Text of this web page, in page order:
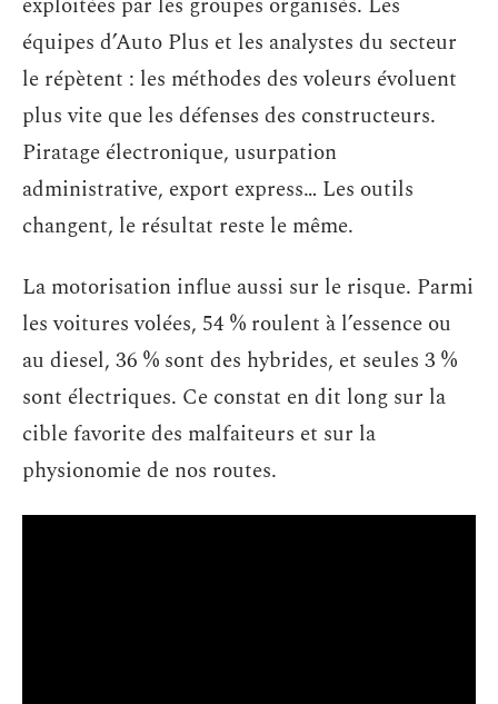
équipes d’Auto Plus et les analystes du secteur
le répètent : les méthodes des voleurs évoluent
plus vite que les défenses des constructeurs.
Piratage électronique, usurpation
administrative, export express… Les outils
changent, le résultat reste le même.
La motorisation influe aussi sur le risque. Parmi
les voitures volées, 54 % roulent à l’essence ou
au diesel, 36 % sont des hybrides, et seules 3 %
sont électriques. Ce constat en dit long sur la
cible favorite des malfaiteurs et sur la
physionomie de nos routes.